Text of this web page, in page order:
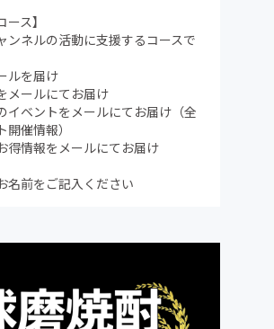
ース】
ンネルの活動に支援するコースで
ルを届け
メールにてお届け
ベントをメールにてお届け（全
催情報）
情報をメールにてお届け
名前をご記入ください